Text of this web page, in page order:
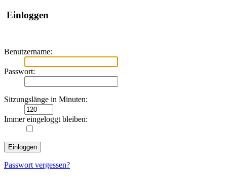
Einloggen
Benutzername:
Passwort:
Sitzungslänge in Minuten:
Immer eingeloggt bleiben:
Passwort vergessen?